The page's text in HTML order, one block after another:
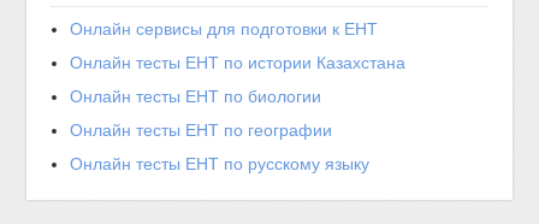
Онлайн сервисы для подготовки к ЕНТ
Онлайн тесты ЕНТ по истории Казахстана
Онлайн тесты ЕНТ по биологии
Онлайн тесты ЕНТ по географии
Онлайн тесты ЕНТ по русскому языку